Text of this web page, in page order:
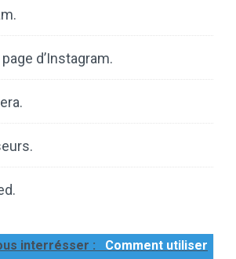
d’Instagram.
interrésser :
Comment utiliser